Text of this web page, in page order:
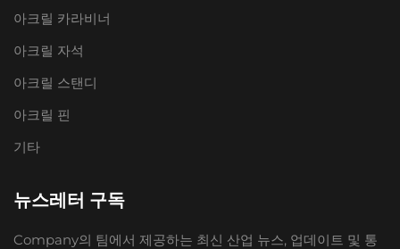
아크릴 카라비너
아크릴 자석
아크릴 스탠디
아크릴 핀
기타
뉴스레터 구독
Company의 팀에서 제공하는 최신 산업 뉴스, 업데이트 및 통